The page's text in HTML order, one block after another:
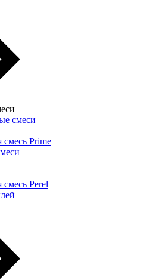
смеси
смесь Prime
смесь Perel